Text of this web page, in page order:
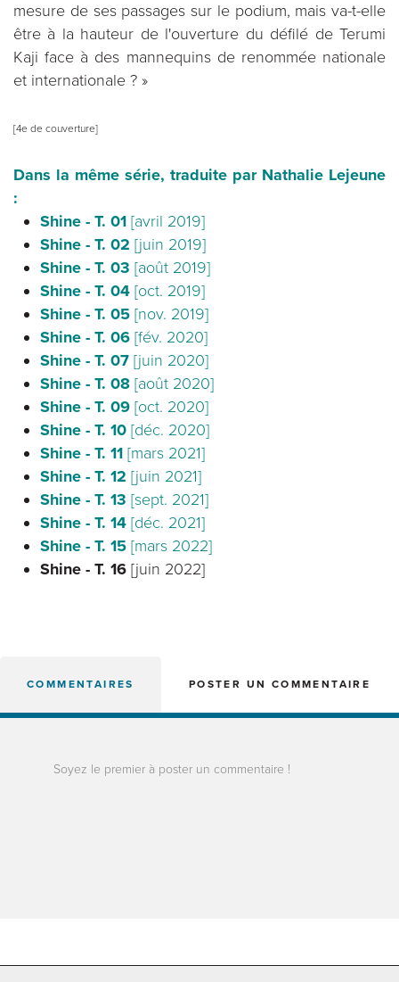
mesure de ses passages sur le podium, mais va-t-elle
être à la hauteur de l'ouverture du défilé de Terumi
Kaji face à des mannequins de renommée nationale
et internationale ? »
[4e de couverture]
Dans la même série, traduite par Nathalie Lejeune
:
Shine - T. 01 [avril 2019]
Shine - T. 02 [juin 2019]
Shine - T. 03 [août 2019]
Shine - T. 04 [oct. 2019]
Shine - T. 05 [nov. 2019]
Shine - T. 06 [fév. 2020]
Shine - T. 07 [juin 2020]
Shine - T. 08 [août 2020]
Shine - T. 09 [oct. 2020]
Shine - T. 10 [déc. 2020]
Shine - T. 11 [mars 2021]
Shine - T. 12 [juin 2021]
Shine - T. 13 [sept. 2021]
Shine - T. 14 [déc. 2021]
Shine - T. 15 [mars 2022]
Shine - T. 16 [juin 2022]
COMMENTAIRES POSTER UN COMMENTAIRE
Soyez le premier à poster un commentaire !